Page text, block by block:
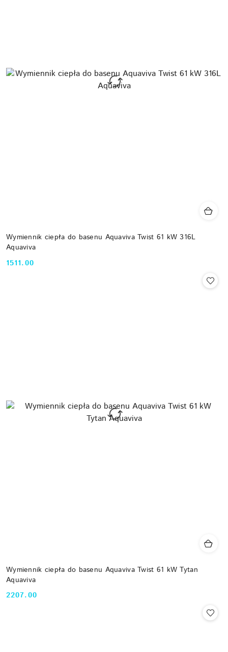
Wymiennik ciepła do basenu Aquaviva Twist 61 kW 316L
Aquaviva
Cena:
1511.00
Wymiennik ciepła do basenu Aquaviva Twist 61 kW Tytan
Aquaviva
Cena:
2207.00